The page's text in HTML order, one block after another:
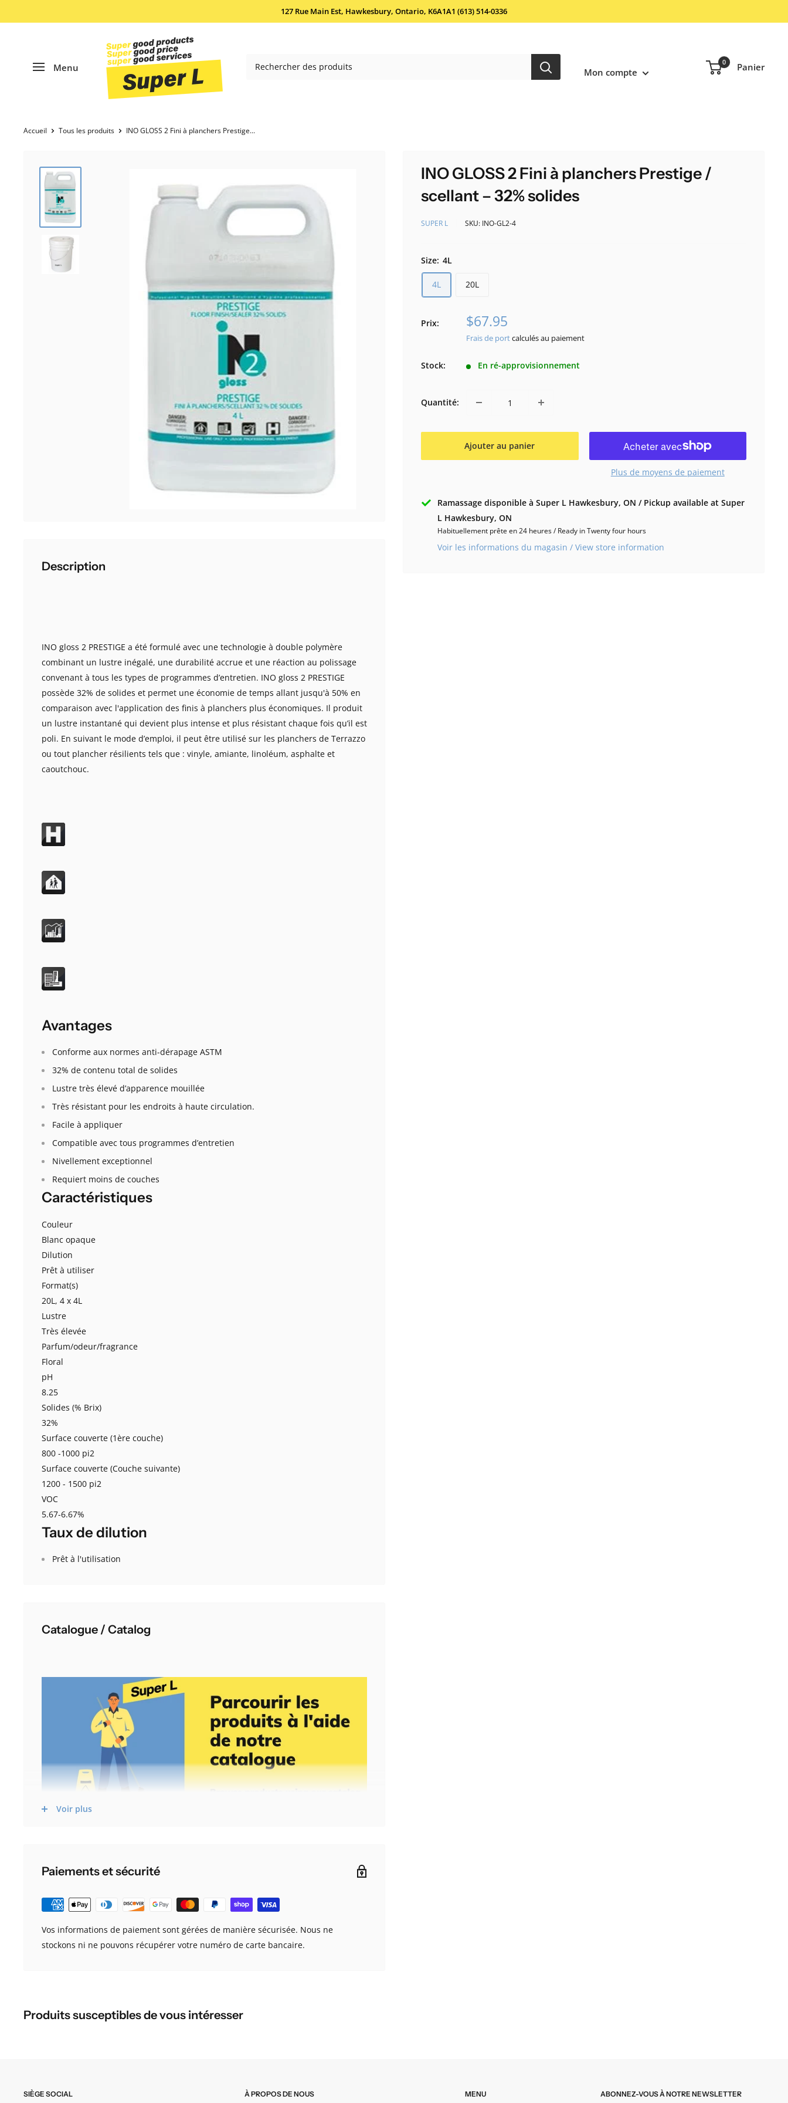
au
127 Rue Main Est, Hawkesbury, Ontario, K6A1A1 (613) 514-0336
Menu Mon compte
0 Panier
Accueil Tous les produits INO GLOSS 2 Fini à planchers Prestige...
INO GLOSS 2 Fini à planchers Prestige /
scellant – 32% solides
SUPER L SKU: INO-GL2-4
Size: 4L
4L 20L
Prix: Prix
réduit
$67.95
Frais de portcalculés au paiement
Stock: En ré-approvisionnement
Quantité:
Ajouter au panier
Plus de moyens de paiement
Ramassage disponible à Super L Hawkesbury, ON / Pickup available at Super
L Hawkesbury, ON
Habituellement prête en 24 heures / Ready in Twenty four hours
Voir les informations du magasin / View store information
Description
INO gloss 2 PRESTIGE a été formulé avec une technologie à double polymère
combinant un lustre inégalé, une durabilité accrue et une réaction au polissage
convenant à tous les types de programmes d’entretien. INO gloss 2 PRESTIGE
possède 32% de solides et permet une économie de temps allant jusqu'à 50% en
comparaison avec l'application des finis à planchers plus économiques. Il produit
un lustre instantané qui devient plus intense et plus résistant chaque fois qu’il est
poli. En suivant le mode d’emploi, il peut être utilisé sur les planchers de Terrazzo
ou tout plancher résilients tels que : vinyle, amiante, linoléum, asphalte et
caoutchouc.
Avantages
Conforme aux normes anti-dérapage ASTM
32% de contenu total de solides
Lustre très élevé d’apparence mouillée
Très résistant pour les endroits à haute circulation.
Facile à appliquer
Compatible avec tous programmes d’entretien
Nivellement exceptionnel
Requiert moins de couches
Caractéristiques
Couleur
Blanc opaque
Dilution
Prêt à utiliser
Format(s)
20L, 4 x 4L
Lustre
Très élevée
Parfum/odeur/fragrance
Floral
pH
8.25
Solides (% Brix)
32%
Surface couverte (1ère couche)
800 -1000 pi2
Surface couverte (Couche suivante)
1200 - 1500 pi2
VOC
5.67-6.67%
Taux de dilution
Prêt à l'utilisation
Catalogue / Catalog
PARCOURIR LES PRODUITS À L'AIDE DE NOTRE CATALOGUE /
Francais
English
Vous allez être redirigé vers https://www.yumpu.com/. Si le lien ne fonctionne pas,
Voir plus
Paiements et sécurité
Vos informations de paiement sont gérées de manière sécurisée. Nous ne
stockons ni ne pouvons récupérer votre numéro de carte bancaire.
Produits susceptibles de vous intéresser
SIÈGE SOCIAL À PROPOS DE NOUS MENU ABONNEZ-VOUS À NOTRE NEWSLETTER